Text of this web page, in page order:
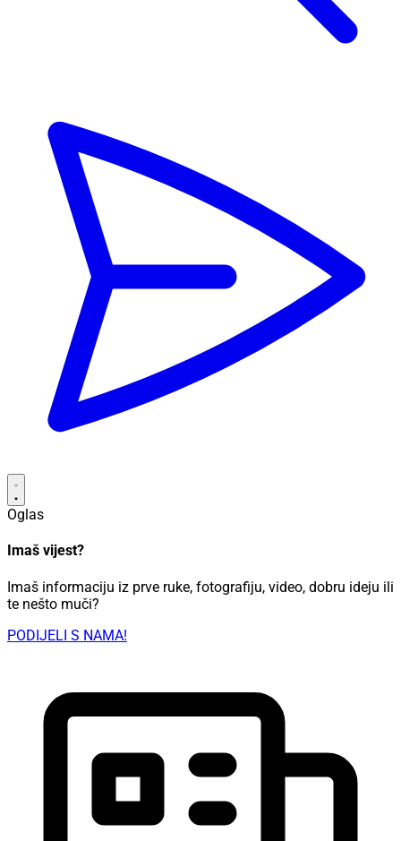
Oglas
Imaš vijest?
Imaš informaciju iz prve ruke, fotografiju, video, dobru ideju ili
te nešto muči?
PODIJELI S NAMA!